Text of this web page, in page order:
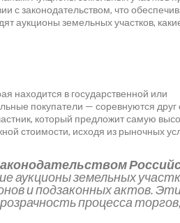
с законодательством, что
аукционы земельных участков,
находится в государственной или
покупатели — соревнуются друг
который предложит самую
стоимости, исходя из рыночных
аукционы земельных
и подзаконных актов.
процесса торгов,